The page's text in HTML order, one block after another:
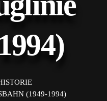
(1949-1994)